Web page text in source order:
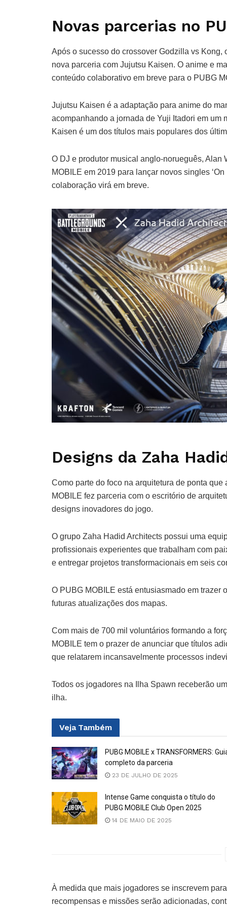
Novas parcerias no
Após o sucesso do crossover Godzilla vs
nova parceria com Jujutsu Kaisen. O anime e
conteúdo colaborativo em breve para o PUBG
Jujutsu Kaisen é a adaptação para anime do
acompanhando a jornada de Yuji Itadori em
Kaisen é um dos títulos mais populares dos
O DJ e produtor musical anglo-norueguês, Alan
MOBILE em 2019 para lançar novos singles
colaboração virá em breve.
Designs da Zaha
Como parte do foco na arquitetura de ponta
MOBILE fez parceria com o escritório de
designs inovadores do jogo.
O grupo Zaha Hadid Architects possui uma
profissionais experientes que trabalham com
e entregar projetos transformacionais em seis
O PUBG MOBILE está entusiasmado em trazer
futuras atualizações dos mapas.
Com mais de 700 mil voluntários formando a
MOBILE tem o prazer de anunciar que títulos
que relatarem incansavelmente processos
Todos os jogadores na Ilha Spawn receberão
ilha.
Veja Também
PUBG MOBILE x TRANSFORMERS:
completo da parceria
23 DE JULHO DE 2025
Intense Game conquista o título do
PUBG MOBILE Club Open 2025
14 DE MAIO DE 2025
À medida que mais jogadores se inscrevem
recompensas e missões serão adicionadas,